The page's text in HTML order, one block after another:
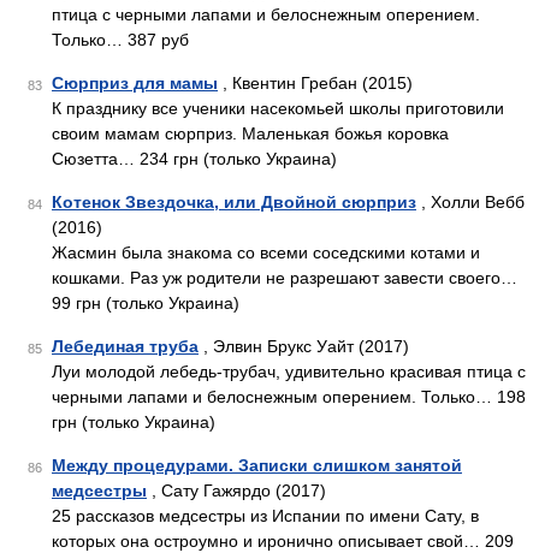
птица с черными лапами и белоснежным оперением.
Только… 387 руб
83 Сюрприз для мамы , Квентин Гребан (2015)
К празднику все ученики насекомьей школы приготовили
своим мамам сюрприз. Маленькая божья коровка
Сюзетта… 234 грн (только Украина)
84 Котенок Звездочка, или Двойной сюрприз , Холли Вебб
(2016)
Жасмин была знакома со всеми соседскими котами и
кошками. Раз уж родители не разрешают завести своего…
99 грн (только Украина)
85 Лебединая труба , Элвин Брукс Уайт (2017)
Луи молодой лебедь-трубач, удивительно красивая птица с
черными лапами и белоснежным оперением. Только… 198
грн (только Украина)
86
Между процедурами. Записки слишком занятой
медсестры , Сату Гажярдо (2017)
25 рассказов медсестры из Испании по имени Сату, в
которых она остроумно и иронично описывает свой… 209